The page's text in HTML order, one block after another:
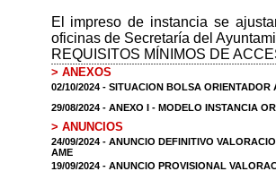
El impreso de instancia se
oficinas de Secretaría del
REQUISITOS MÍNIMOS DE
> ANEXOS
02/10/2024 - SITUACION BOLSA ORIENTADOR
29/08/2024 - ANEXO I - MODELO INSTANCIA
> ANUNCIOS
24/09/2024 - ANUNCIO DEFINITIVO
AME
19/09/2024 - ANUNCIO PROVISIONAL